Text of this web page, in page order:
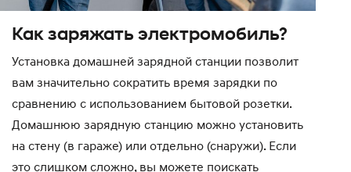
Как заряжать электромобиль?
Установка домашней зарядной станции позволит
вам значительно сократить время зарядки по
сравнению с использованием бытовой розетки.
Домашнюю зарядную станцию можно установить
на стену (в гараже) или отдельно (снаружи). Если
это слишком сложно, вы можете поискать